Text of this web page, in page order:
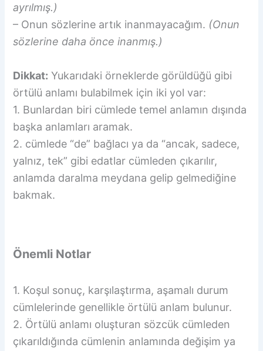
ayrılmış.)
– Onun sözlerine artık inanmayacağım. (Onun
sözlerine daha önce inanmış.)
Dikkat: Yukarıdaki örneklerde görüldüğü gibi
örtülü anlamı bulabilmek için iki yol var:
1. Bunlardan biri cümlede temel anlamın dışında
başka anlamları aramak.
2. cümlede “de” bağlacı ya da “ancak, sadece,
yalnız, tek” gibi edatlar cümleden çıkarılır,
anlamda daralma meydana gelip gelmediğine
bakmak.
Önemli Notlar
1. Koşul sonuç, karşılaştırma, aşamalı durum
cümlelerinde genellikle örtülü anlam bulunur.
2. Örtülü anlamı oluşturan sözcük cümleden
çıkarıldığında cümlenin anlamında değişim ya